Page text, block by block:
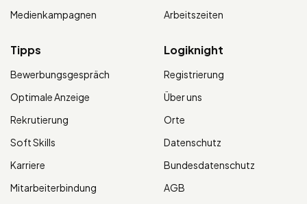
Medienkampagnen
Arbeitszeiten
Tipps
Bewerbungsgespräch
Optimale Anzeige
Rekrutierung
Soft Skills
Karriere
Mitarbeiterbindung
Logiknight
Registrierung
Über uns
Orte
Datenschutz
Bundesdatenschutz
AGB